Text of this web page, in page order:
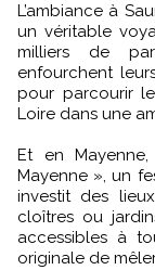
L’ambiance à
un véritable
milliers de
enfourchent
pour parcourir
Loire dans une
Et en
Mayenne », un
investit des
cloîtres ou
accessibles à
originale de